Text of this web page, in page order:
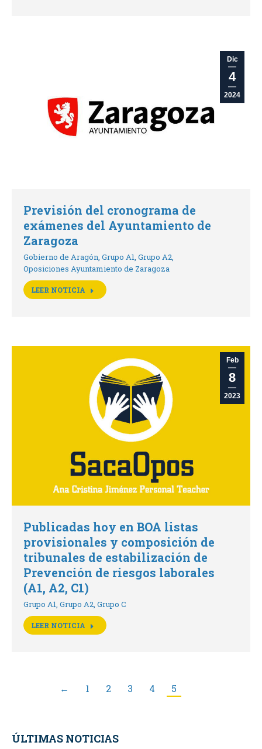
Dic
4
2024
Previsión del cronograma de
exámenes del Ayuntamiento de
Zaragoza
Gobierno de Aragón, Grupo A1, Grupo A2,
Oposiciones Ayuntamiento de Zaragoza
LEER NOTICIA
Feb
8
2023
Publicadas hoy en BOA listas
provisionales y composición de
tribunales de estabilización de
Prevención de riesgos laborales
(A1, A2, C1)
Grupo A1, Grupo A2, Grupo C
LEER NOTICIA
← 1 2 3 4 5
ÚLTIMAS NOTICIAS